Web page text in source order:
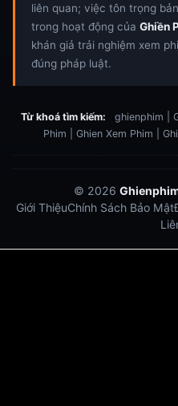
liên quan; việc tôn trọng
trong hoạt động của Ghiền
khán giả trải nghiệm xem
đúng pháp luật.
Từ khoá tìm kiếm:
ghienphim |
Phim | Ghien Xem Phim |
© 2026
Giới ThiệuChính Sách Bảo Mật